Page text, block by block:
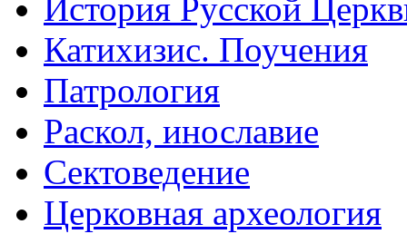
История Русской
Катихизис. Поучения
Патрология
Раскол, инославие
Сектоведение
Церковная археология